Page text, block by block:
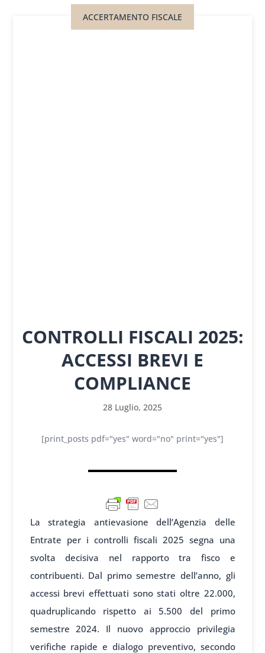
ACCERTAMENTO FISCALE
CONTROLLI FISCALI 2025:
ACCESSI BREVI E
COMPLIANCE
28 Luglio, 2025
[print_posts pdf="yes" word="no" print="yes"]
La strategia antievasione dell’Agenzia delle
Entrate per i controlli fiscali 2025 segna una
svolta decisiva nel rapporto tra fisco e
contribuenti. Dal primo semestre dell’anno, gli
accessi brevi effettuati sono stati oltre 22.000,
quadruplicando rispetto ai 5.500 del primo
semestre 2024. Il nuovo approccio privilegia
verifiche rapide e dialogo preventivo, secondo